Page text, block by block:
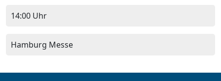
14:00 Uhr
Hamburg Messe